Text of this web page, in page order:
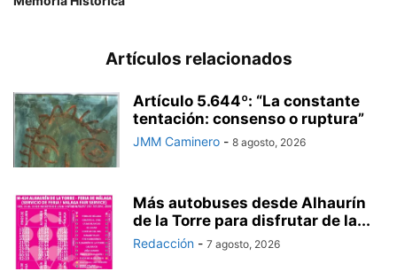
Artículos relacionados
Artículo 5.644º: “La constante
tentación: consenso o ruptura”
JMM Caminero - 8 agosto, 2026
Más autobuses desde Alhaurín
de la Torre para disfrutar de la...
Redacción - 7 agosto, 2026